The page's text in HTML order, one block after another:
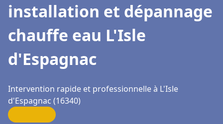
installation et dépannage
chauffe eau L'Isle
d'Espagnac
Intervention rapide et professionnelle à L'Isle
d'Espagnac (16340)